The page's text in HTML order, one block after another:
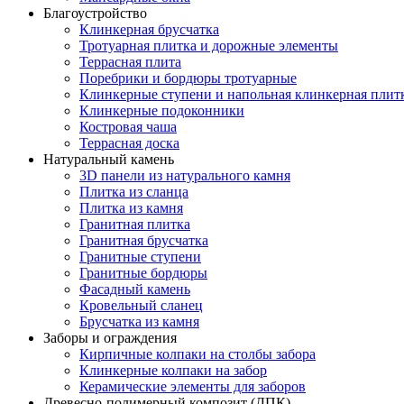
Благоустройство
Клинкерная брусчатка
Тротуарная плитка и дорожные элементы
Террасная плита
Поребрики и бордюры тротуарные
Клинкерные ступени и напольная клинкерная
Клинкерные подоконники
Костровая чаша
Террасная доска
Натуральный камень
3D панели из натурального камня
Плитка из сланца
Плитка из камня
Гранитная плитка
Гранитная брусчатка
Гранитные ступени
Гранитные бордюры
Фасадный камень
Кровельный сланец
Брусчатка из камня
Заборы и ограждения
Кирпичные колпаки на столбы забора
Клинкерные колпаки на забор
Керамические элементы для заборов